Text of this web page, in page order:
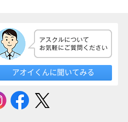
アオイくんに聞いてみる